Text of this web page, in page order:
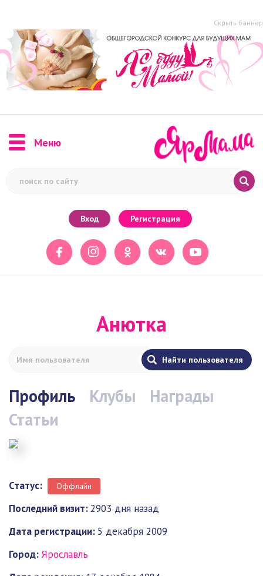
Скрыть баннер
Меню
Вход Регистрация
Анютка
Профиль Клубы
Награды
Статьи
Статус: Оффлайн
Последний визит:2903 дня назад
Дата регистрации: 5 декабря 2009
Город: Ярославль